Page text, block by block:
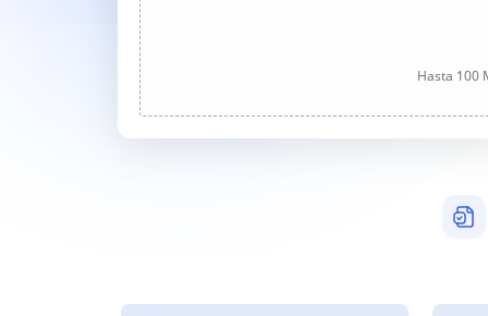
Hasta 100